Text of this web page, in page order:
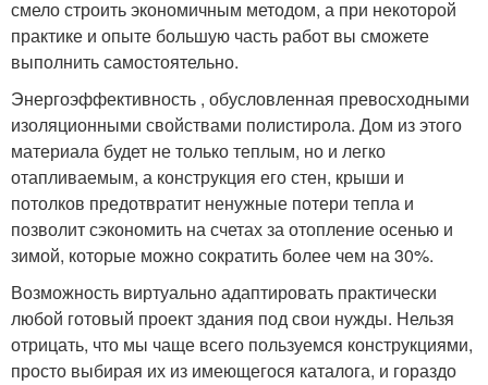
смело строить экономичным методом, а при некоторой
практике и опыте большую часть работ вы сможете
выполнить самостоятельно.
Энергоэффективность , обусловленная превосходными
изоляционными свойствами полистирола. Дом из этого
материала будет не только теплым, но и легко
отапливаемым, а конструкция его стен, крыши и
потолков предотвратит ненужные потери тепла и
позволит сэкономить на счетах за отопление осенью и
зимой, которые можно сократить более чем на 30%.
Возможность виртуально адаптировать практически
любой готовый проект здания под свои нужды. Нельзя
отрицать, что мы чаще всего пользуемся конструкциями,
просто выбирая их из имеющегося каталога, и гораздо